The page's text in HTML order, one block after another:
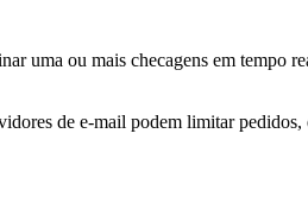
ou mais checagens em tempo
de e-mail podem limitar